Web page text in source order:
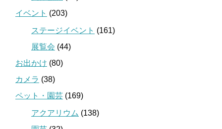
イベント (203)
ステージイベント (161)
展覧会 (44)
お出かけ (80)
カメラ (38)
ペット・園芸 (169)
アクアリウム (138)